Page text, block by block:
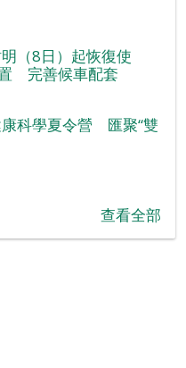
（8日）起恢復使
完善候車配套
科學夏令營 匯聚“雙
查看全部